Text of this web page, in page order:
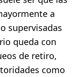
a
supervisadas
queda con
de retiro,
como